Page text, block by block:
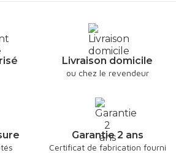
Livraison domicile
ou chez le revendeur
Garantie 2 ans
Certificat de fabrication fourni